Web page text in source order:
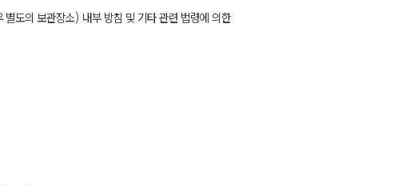
도의 보관장소) 내부 방침 및 기타 관련 법령에 의한